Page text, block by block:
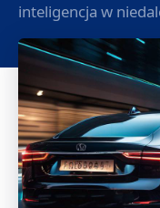
inteligencja w